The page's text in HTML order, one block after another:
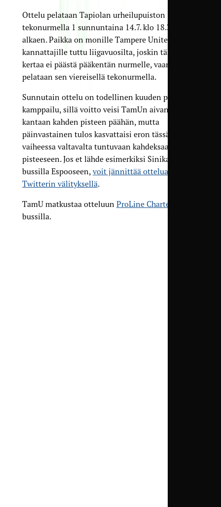
Ottelu pelataan Tapiolan urheilupuiston
tekonurmella 1 sunnuntaina 14.7. klo 18.30
alkaen. Paikka on monille Tampere Unitedin
kannattajille tuttu liigavuosilta, joskin tällä
kertaa ei päästä pääkentän nurmelle, vaan
pelataan sen viereisellä tekonurmella.
Sunnutain ottelu on todellinen kuuden pisteen
kamppailu, sillä voitto veisi TamUn aivan Hongan
kantaan kahden pisteen päähän, mutta
päinvastainen tulos kasvattaisi eron tässä
vaiheessa valtavalta tuntuvaan kahdeksaan
pisteeseen. Jos et lähde esimerkiksi Sinikaartin
bussilla Espooseen, voit jännittää ottelua
Twitterin välityksellä.
TamU matkustaa otteluun ProLine Charterin
bussilla.